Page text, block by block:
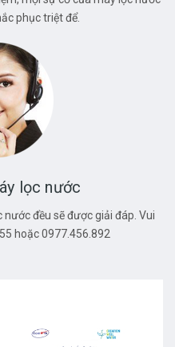
phục triệt để.
lọc nước
đều sẽ được giải đáp. Vui
hoặc 0977.456.892